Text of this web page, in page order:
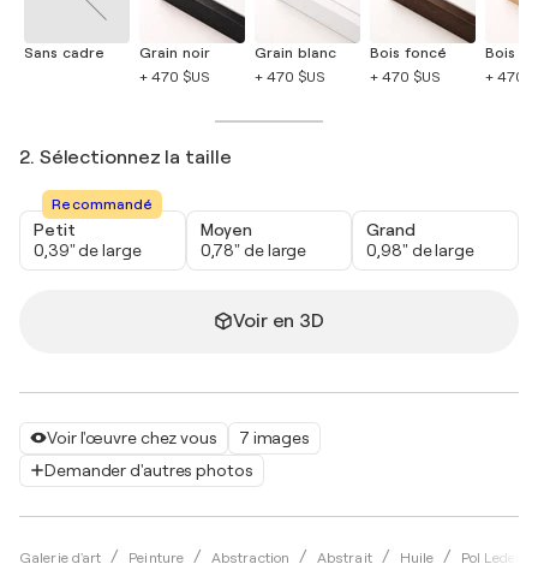
Voir l'œuvre chez vous
7 images
Demander d'autres photos
Galerie d'art Peinture Abstraction Abstrait Huile Pol Ledent
Sans cadre
Grain noir
+ 470 $US
Grain blanc
+ 470 $US
Bois foncé
+ 470 $US
Bois
+ 470
2. Sélectionnez la taille
Recommandé
Petit
0,39" de large
Moyen
0,78" de large
Grand
0,98" de large
Voir en 3D